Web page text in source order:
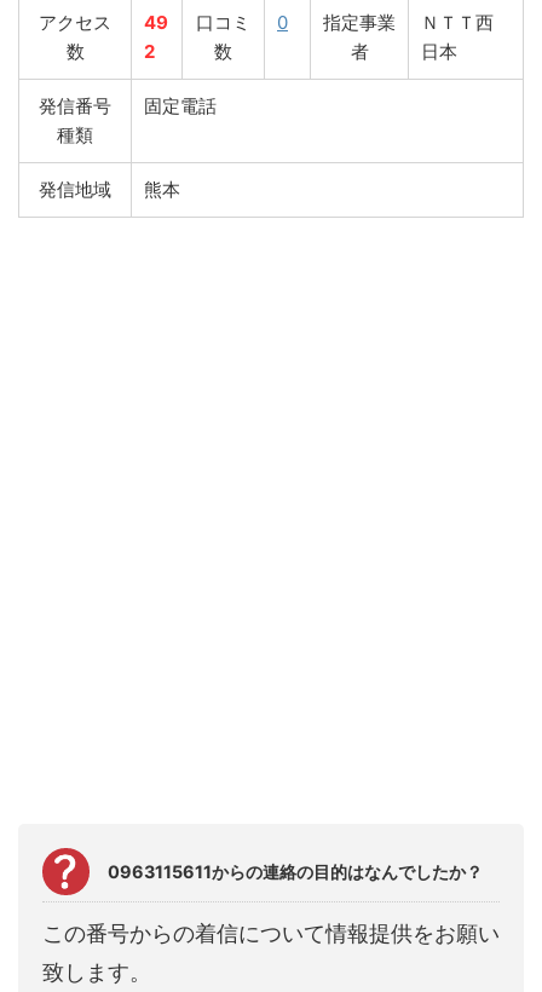
アクセス
数
49
2
口コミ
数
0
指定事業
者
ＮＴＴ西
日本
発信番号
種類
固定電話
発信地域 熊本
0963115611からの連絡の目的はなんでしたか？
この番号からの着信について情報提供をお願い
致します。